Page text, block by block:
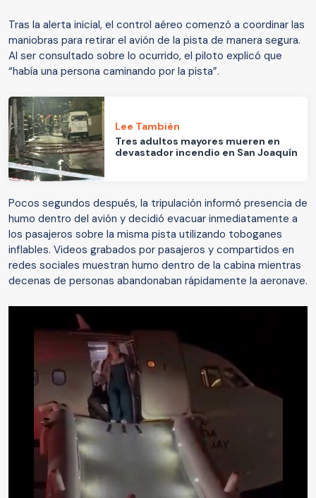
Tras la alerta inicial, el control aéreo comenzó a coordinar las
maniobras para retirar el avión de la pista de manera segura.
Al ser consultado sobre lo ocurrido, el piloto explicó que
“había una persona caminando por la pista”.
Lee También
Tres adultos mayores mueren en
devastador incendio en San Joaquín
Pocos segundos después, la tripulación informó presencia de
humo dentro del avión y decidió evacuar inmediatamente a
los pasajeros sobre la misma pista utilizando toboganes
inflables. Videos grabados por pasajeros y compartidos en
redes sociales muestran humo dentro de la cabina mientras
decenas de personas abandonaban rápidamente la aeronave.